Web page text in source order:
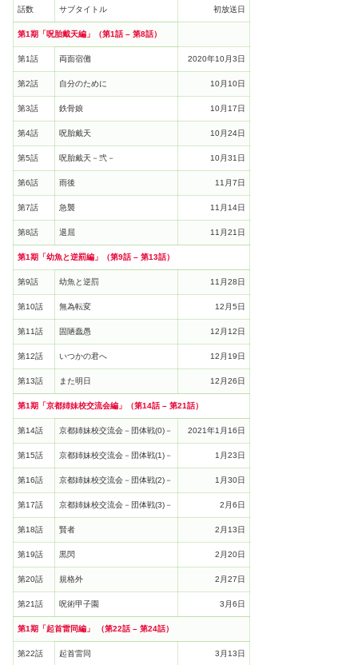
話数 サブタイトル 初放送日
第1期「呪胎戴天編」（第1話 – 第8話）
第1話 両面宿儺 2020年10月3日
第2話 自分のために 10月10日
第3話 鉄骨娘 10月17日
第4話 呪胎戴天 10月24日
第5話 呪胎戴天－弐－ 10月31日
第6話 雨後 11月7日
第7話 急襲 11月14日
第8話 退屈 11月21日
第1期「幼魚と逆罰編」（第9話 – 第13話）
第9話 幼魚と逆罰 11月28日
第10話 無為転変 12月5日
第11話 固陋蠢愚 12月12日
第12話 いつかの君へ 12月19日
第13話 また明日 12月26日
第1期「京都姉妹校交流会編」（第14話 – 第21話）
第14話 京都姉妹校交流会－団体戦(0)－ 2021年1月16日
第15話 京都姉妹校交流会－団体戦(1)－ 1月23日
第16話 京都姉妹校交流会－団体戦(2)－ 1月30日
第17話 京都姉妹校交流会－団体戦(3)－ 2月6日
第18話 賢者 2月13日
第19話 黒閃 2月20日
第20話 規格外 2月27日
第21話 呪術甲子園 3月6日
第1期「起首雷同編」 （第22話 – 第24話）
第22話 起首雷同 3月13日